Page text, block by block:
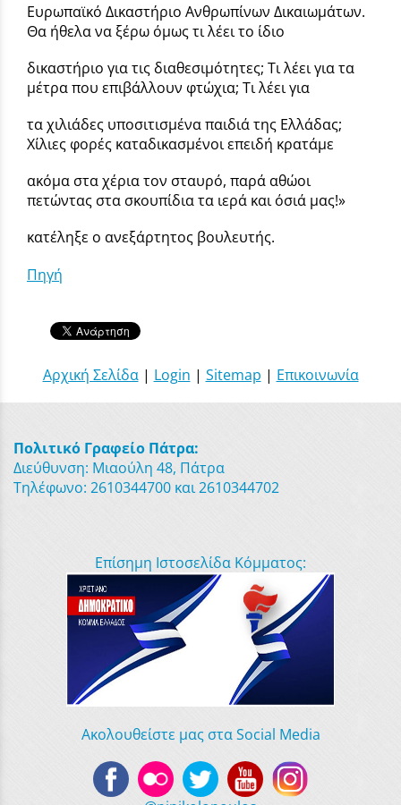
Ευρωπαϊκό Δικαστήριο Ανθρωπίνων Δικαιωμάτων.
Θα ήθελα να ξέρω όμως τι λέει το ίδιο
δικαστήριο για τις διαθεσιμότητες; Τι λέει για τα
μέτρα που επιβάλλουν φτώχια; Τι λέει για
τα χιλιάδες υποσιτισμένα παιδιά της Ελλάδας;
Χίλιες φορές καταδικασμένοι επειδή κρατάμε
ακόμα στα χέρια τον σταυρό, παρά αθώοι
πετώντας στα σκουπίδια τα ιερά και όσιά μας!»
κατέληξε ο ανεξάρτητος βουλευτής.
Πηγή
Αρχική Σελίδα| Login | Sitemap | Επικοινωνία
Πολιτικό Γραφείο Πάτρα:
Διεύθυνση: Μιαούλη 48, Πάτρα
Τηλέφωνο: 2610344700 και 2610344702
Επίσημη Ιστοσελίδα Κόμματος:
Ακολουθείστε μας στα Social Media